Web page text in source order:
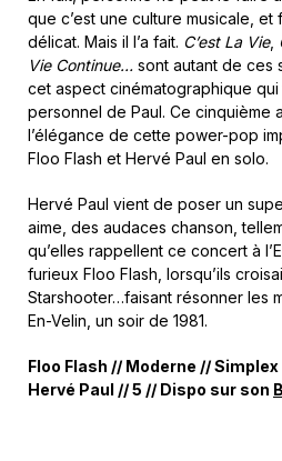
que c’est une culture musicale,
délicat. Mais il l’a fait. C’est La Vie,
Vie Continue… sont autant de ces
cet aspect cinématographique
personnel de Paul. Ce cinquième
l’élégance de cette power-pop
Floo Flash et Hervé Paul en solo.
Hervé Paul vient de poser un
aime, des audaces chanson,
qu’elles rappellent ce concert à
furieux Floo Flash, lorsqu’ils
Starshooter…faisant résonner les
En-Velin, un soir de 1981.
Floo Flash // Moderne //
Hervé Paul // 5 // Dispo sur son